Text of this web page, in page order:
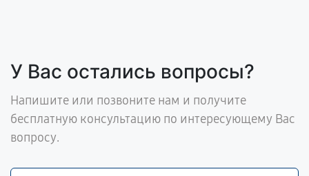
У Вас остались вопросы?
Напишите или позвоните нам и получите
бесплатную консультацию по интересующему Вас
вопросу.